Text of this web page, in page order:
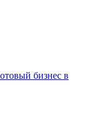
бизнес в